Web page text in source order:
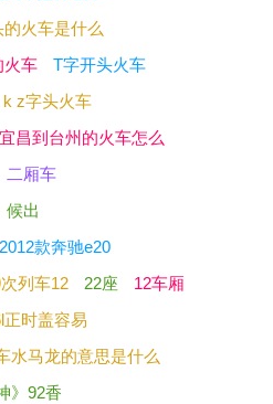
火车是什么
火车
T字开头火车
k z字头火车
宜昌到台州的火车怎么
二厢车
候出
2012款奔驰e20
列车12 22座
12车厢
正时盖容易
水马龙的意思是什么
》92香